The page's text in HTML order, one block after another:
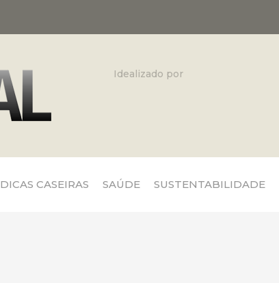
Idealizado por
DICAS CASEIRAS SAÚDE SUSTENTABILIDADE